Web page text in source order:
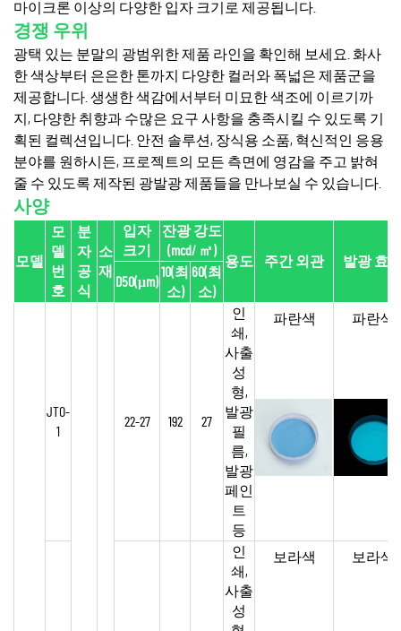
마이크론 이상의 다양한 입자 크기로 제공됩니다.
경쟁 우위
광택 있는 분말의 광범위한 제품 라인을 확인해 보세요. 화사
한 색상부터 은은한 톤까지 다양한 컬러와 폭넓은 제품군을
제공합니다. 생생한 색감에서부터 미묘한 색조에 이르기까
지, 다양한 취향과 수많은 요구 사항을 충족시킬 수 있도록 기
획된 컬렉션입니다. 안전 솔루션, 장식용 소품, 혁신적인 응용
분야를 원하시든, 프로젝트의 모든 측면에 영감을 주고 밝혀
줄 수 있도록 제작된 광발광 제품들을 만나보실 수 있습니다.
사양
모델
모
델
번
호
분
자
공
식
소
재
입자
크기
잔광 강도
(mcd/ ㎡)
용도 주간 외관
발광 효
D50(μm)
10(최
소)
60(최
소)
JTO-
1
22-27 192 27
인
쇄,
사출
성
형,
발광
필
름,
발광
페인
트
등
파란색 파란색
인
쇄,
사출
성
보라색 보라색